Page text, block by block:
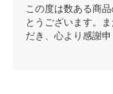
この度は数ある商
とうございます。
だき、心より感謝申